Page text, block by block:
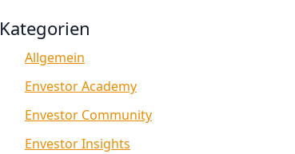
Kategorien
Allgemein
Envestor Academy
Envestor Community
Envestor Insights